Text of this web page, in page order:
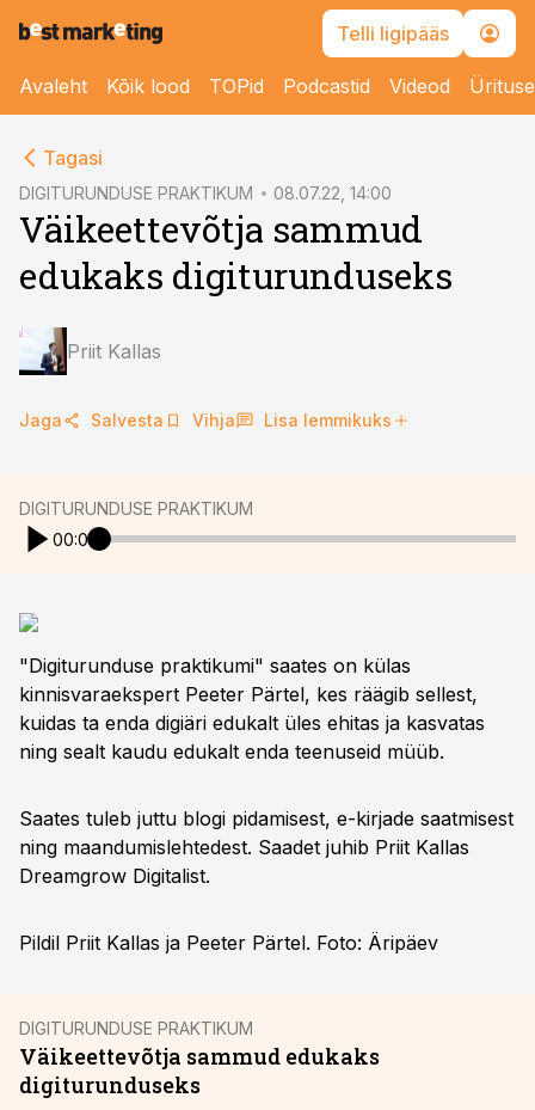
Telli ligipääs
Avaleht Kõik lood TOPid Podcastid Videod
Tagasi
DIGITURUNDUSE PRAKTIKUM 08.07.22, 14:00
Väikeettevõtja sammud
edukaks digiturunduseks
Priit Kallas
Jaga Salvesta Vihja Lisa lemmikuks
DIGITURUNDUSE PRAKTIKUM
00:00
"Digiturunduse praktikumi" saates on külas
kinnisvaraekspert Peeter Pärtel, kes räägib sellest,
kuidas ta enda digiäri edukalt üles ehitas ja kasvatas
ning sealt kaudu edukalt enda teenuseid müüb.
Saates tuleb juttu blogi pidamisest, e-kirjade saatmisest
ning maandumislehtedest. Saadet juhib Priit Kallas
Dreamgrow Digitalist.
Pildil Priit Kallas ja Peeter Pärtel. Foto: Äripäev
DIGITURUNDUSE PRAKTIKUM
Väikeettevõtja sammud edukaks
digiturunduseks